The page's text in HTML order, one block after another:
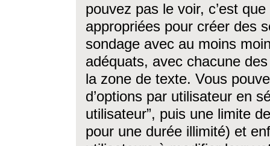
pouvez pas le voir, c’est
appropriées pour créer des
sondage avec au moins
adéquats, avec chacune
la zone de texte. Vous
d’options par utilisateur en
utilisateur”, puis une limite
pour une durée illimité) et